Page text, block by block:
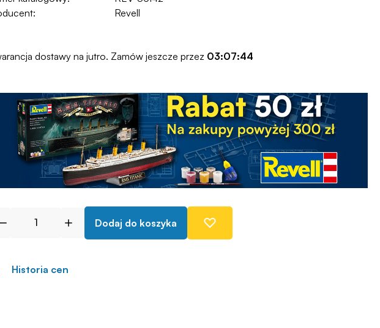
Revell
dostawy na jutro. Zamów jeszcze przez 03:07:43
Dodaj do koszyka
Historia cen